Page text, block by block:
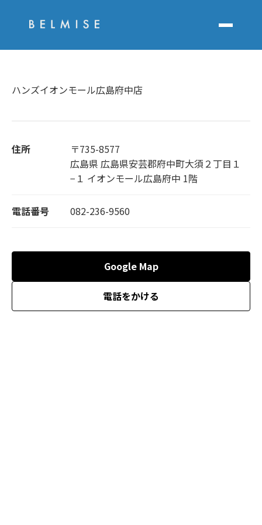
ハンズイオンモール広島府中店
住所
〒735-8577
広島県 広島県安芸郡府中町大須２丁目１
−１ イオンモール広島府中 1階
電話番号 082-236-9560
Google Map
電話をかける